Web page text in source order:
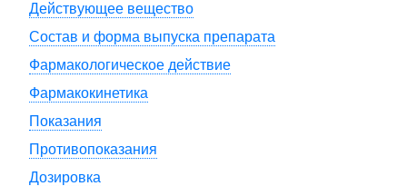
Действующее вещество
Состав и форма выпуска препарата
Фармакологическое действие
Фармакокинетика
Показания
Противопоказания
Дозировка